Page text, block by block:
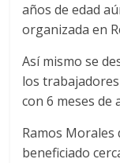
años de edad
organizada en
Así mismo se
los
con 6 meses de
Ramos Morales
beneficiado